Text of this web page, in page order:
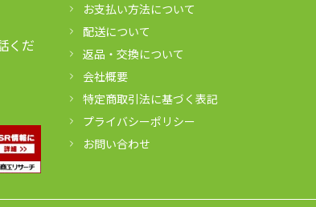
くだ
お支払い方法について
配送について
返品・交換について
会社概要
特定商取引法に基づく表記
プライバシーポリシー
お問い合わせ